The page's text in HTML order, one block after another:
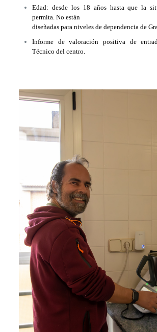
Edad: desde los 18 años hasta que la
permita. No están
diseñadas para niveles de dependencia de
Informe de valoración positiva de
Técnico del centro.